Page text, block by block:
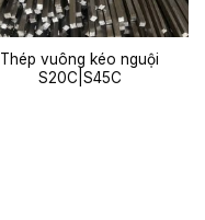
Thép vuông kéo nguội
S20C|S45C